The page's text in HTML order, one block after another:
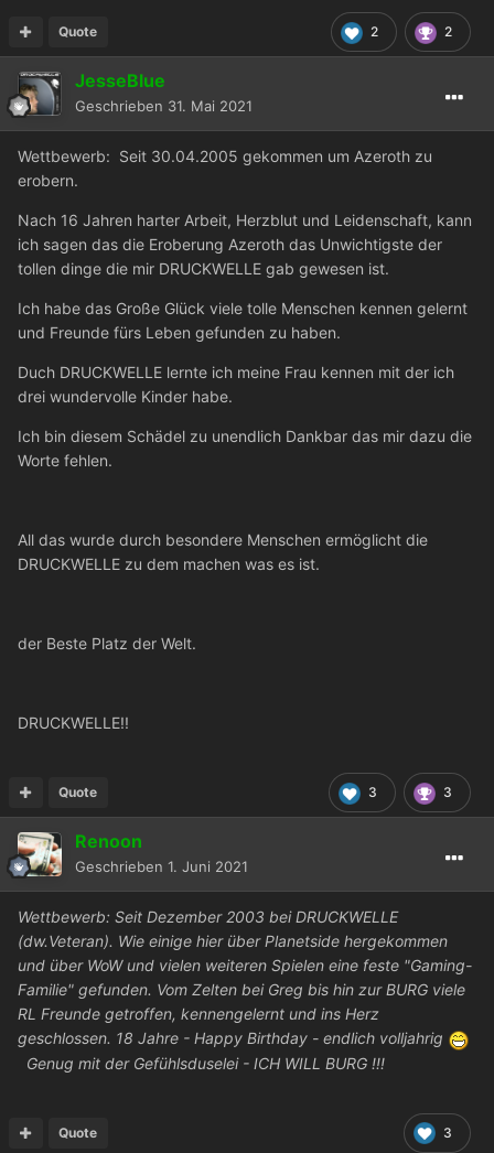
2 2
Quote
JesseBlue
Geschrieben 31. Mai 2021
Wettbewerb: Seit 30.04.2005 gekommen um Azeroth zu
erobern.
Nach 16 Jahren harter Arbeit, Herzblut und Leidenschaft, kann
ich sagen das die Eroberung Azeroth das Unwichtigste der
tollen dinge die mir DRUCKWELLE gab gewesen ist.
Ich habe das Große Glück viele tolle Menschen kennen gelernt
und Freunde fürs Leben gefunden zu haben.
Duch DRUCKWELLE lernte ich meine Frau kennen mit der ich
drei wundervolle Kinder habe.
Ich bin diesem Schädel zu unendlich Dankbar das mir dazu die
Worte fehlen.
All das wurde durch besondere Menschen ermöglicht die
DRUCKWELLE zu dem machen was es ist.
der Beste Platz der Welt.
DRUCKWELLE!!
3 3
Quote
Renoon
Geschrieben 1. Juni 2021
Wettbewerb: Seit Dezember 2003 bei DRUCKWELLE
(dw.Veteran). Wie einige hier über Planetside hergekommen
und über WoW und vielen weiteren Spielen eine feste "Gaming-
Familie" gefunden. Vom Zelten bei Greg bis hin zur BURG viele
RL Freunde getroffen, kennengelernt und ins Herz
geschlossen. 18 Jahre - Happy Birthday - endlich volljahrig
Genug mit der Gefühlsduselei - ICH WILL BURG !!!
3
Quote